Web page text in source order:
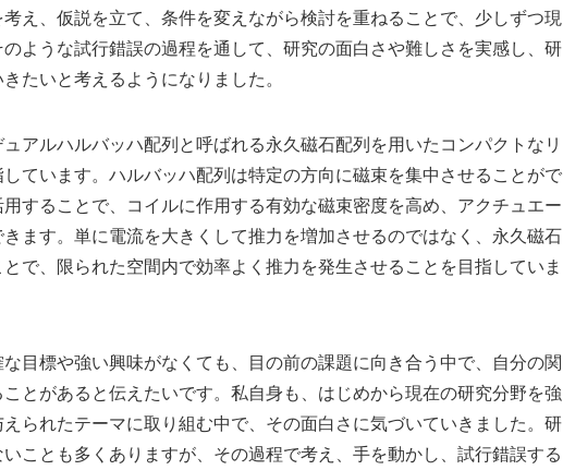
え、仮説を立て、条件を変えながら検討を重ねることで、少しずつ現
ような試行錯誤の過程を通して、研究の面白さや難しさを実感し、研
たいと考えるようになりました。
アルハルバッハ配列と呼ばれる永久磁石配列を用いたコンパクトなリ
ています。ハルバッハ配列は特定の方向に磁束を集中させることがで
することで、コイルに作用する有効な磁束密度を高め、アクチュエー
ます。単に電流を大きくして推力を増加させるのではなく、永久磁石
で、限られた空間内で効率よく推力を発生させることを目指していま
目標や強い興味がなくても、目の前の課題に向き合う中で、自分の関
とがあると伝えたいです。私自身も、はじめから現在の研究分野を強
られたテーマに取り組む中で、その面白さに気づいていきました。研
ことも多くありますが、その過程で考え、手を動かし、試行錯誤する